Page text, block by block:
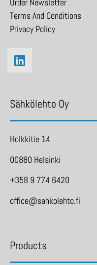
Order Newsletter
Terms And Conditions
Privacy Policy
Sähkölehto Oy
Holkkitie 14
00880 Helsinki
+358 9 774 6420
office@sahkolehto.fi
Products